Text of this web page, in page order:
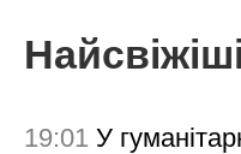
19:01 У